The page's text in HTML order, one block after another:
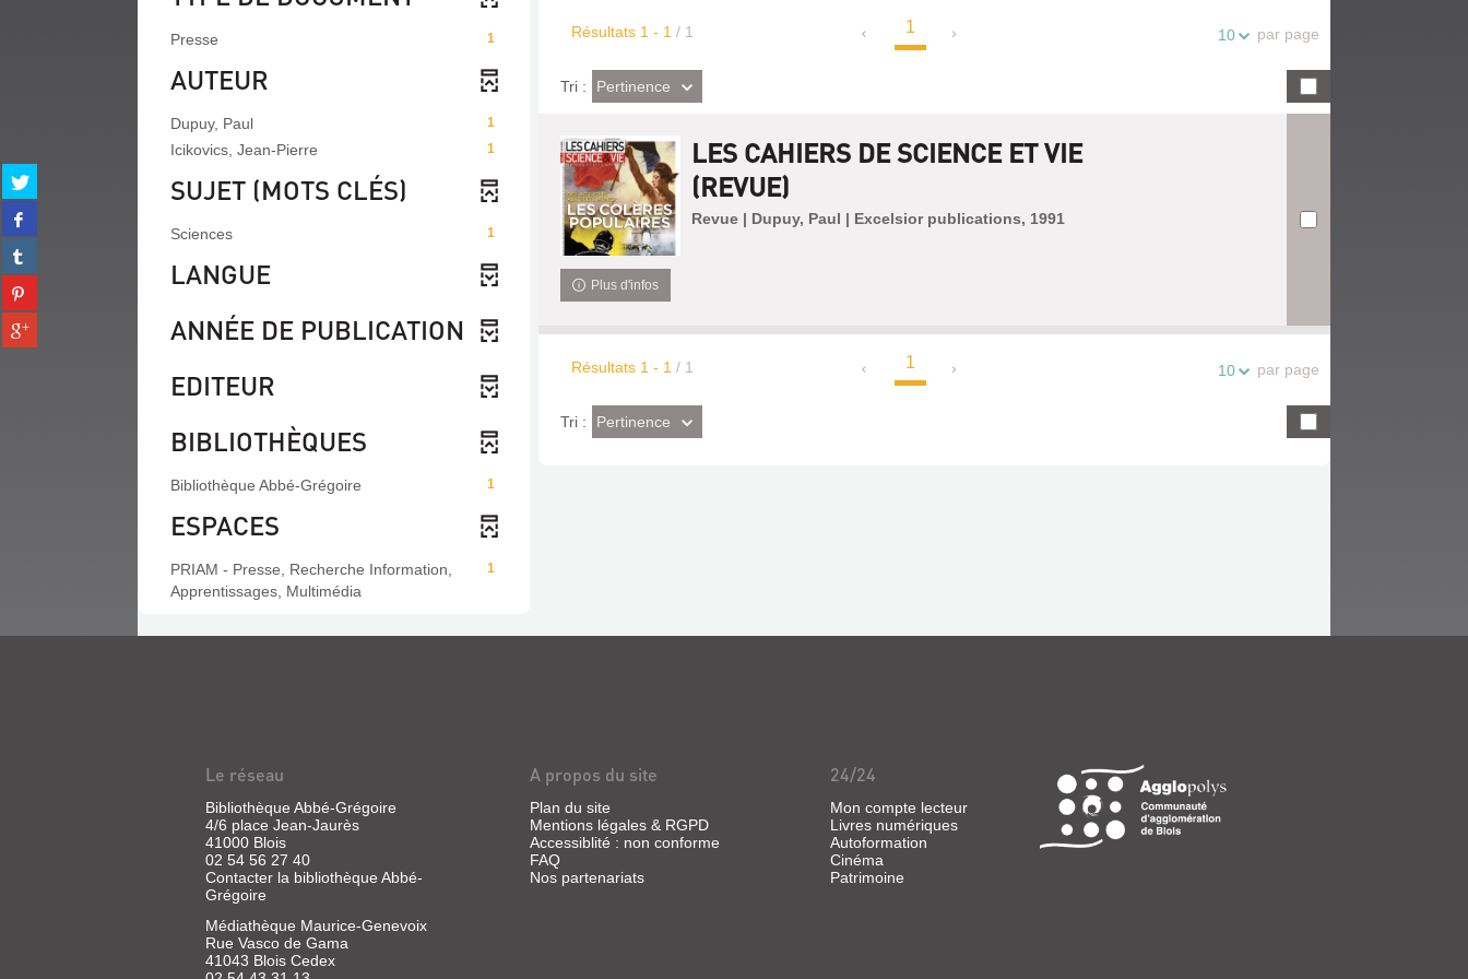
Partager
sur
twitter
(Nouvelle
fenêtre)
Partager
sur
facebook
(Nouvelle
fenêtre)
Partager
sur
tumblr
(Nouvelle
fenêtre)
Partager
sur
pinterest
(Nouvelle
Partager
sur
Résultats 1 - 1 / 1 1 10 par page
Tri :(Effet
imédiat)
Pertinence
LES CAHIERS DE SCIENCE ET VIE
(REVUE)
Revue | Dupuy, Paul | Excelsior publications, 1991
Plus d'infos
Résultats 1 - 1 / 1 1 10 par page
Tri :(Effet
imédiat)
Pertinence
1
Presse
AUTEUR
1
Dupuy, Paul
1
Icikovics, Jean-Pierre
SUJET (MOTS CLÉS)
1
Sciences
LANGUE
ANNÉE DE PUBLICATION
EDITEUR
BIBLIOTHÈQUES
1
Bibliothèque Abbé-Grégoire
ESPACES
1
PRIAM - Presse, Recherche Information,
Apprentissages, Multimédia
Le réseau
Bibliothèque Abbé-Grégoire
4/6 place Jean-Jaurès
41000 Blois
02 54 56 27 40
Contacter la bibliothèque Abbé-
Grégoire
Médiathèque Maurice-Genevoix
Rue Vasco de Gama
41043 Blois Cedex
A propos du site
Plan du site
Mentions légales & RGPD
Accessiblité : non conforme
FAQ
Nos partenariats
24/24
Mon compte lecteur
Livres numériques
Autoformation
Cinéma
Patrimoine